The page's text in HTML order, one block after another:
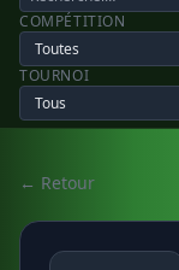
COMPÉTITION
TOURNOI
← Retour